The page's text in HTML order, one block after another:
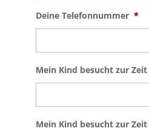
Deine Telefonnummer *
Mein Kind besucht zur
Mein Kind besucht zur